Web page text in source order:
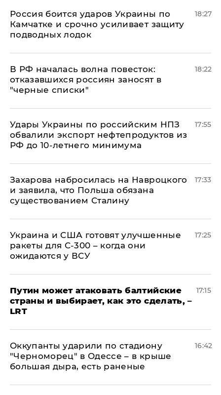
Россия боится ударов Украины по
Камчатке и срочно усиливает защиту
подводных лодок
18:27
​В РФ началась волна повесток:
отказавшихся россиян заносят в
"черные списки"
18:22
Удары Украины по российским НПЗ
обвалили экспорт нефтепродуктов из
РФ до 10-летнего минимума
17:55
​Захарова набросилась на Навроцкого
и заявила, что Польша обязана
существованием Сталину
17:33
Украина и США готовят улучшенные
ракеты для С-300 – когда они
ожидаются у ВСУ
17:25
Путин может атаковать балтийские
страны и выбирает, как это сделать, –
LRT
17:15
Оккупанты ударили по стадиону
"Черноморец" в Одессе – в крыше
большая дыра, есть раненые
16:42